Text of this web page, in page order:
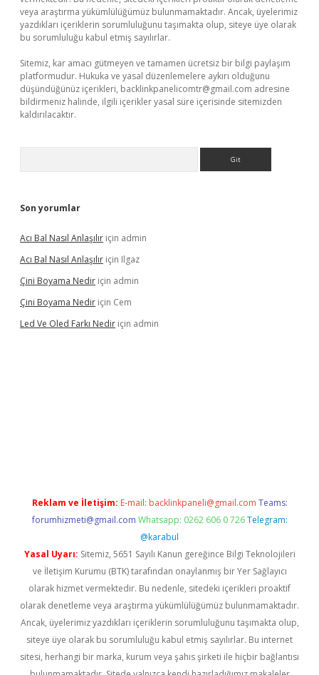
veya araştırma yükümlülüğümüz bulunmamaktadır. Ancak, üyelerimiz
yazdıkları içeriklerin sorumluluğunu taşımakta olup, siteye üye olarak
bu sorumluluğu kabul etmiş sayılırlar.
Sitemiz, kar amacı gütmeyen ve tamamen ücretsiz bir bilgi paylaşım
platformudur. Hukuka ve yasal düzenlemelere aykırı olduğunu
düşündüğünüz içerikleri, backlinkpanelicomtr@gmail.com adresine
bildirmeniz halinde, ilgili içerikler yasal süre içerisinde sitemizden
kaldırılacaktır.
Son yorumlar
Acı Bal Nasıl Anlaşılır için admin
Acı Bal Nasıl Anlaşılır için Ilgaz
Çini Boyama Nedir için admin
Çini Boyama Nedir için Cem
Led Ve Oled Farkı Nedir için admin
Reklam ve İletişim: E-mail: backlinkpaneli@gmail.com Teams:
forumhizmeti@gmail.com Whatsapp: 0262 606 0 726 Telegram:
@karabul
Yasal Uyarı: Sitemiz, 5651 Sayılı Kanun gereğince Bilgi Teknolojileri
ve İletişim Kurumu (BTK) tarafından onaylanmış bir Yer Sağlayıcı
olarak hizmet vermektedir. Bu nedenle, sitedeki içerikleri proaktif
olarak denetleme veya araştırma yükümlülüğümüz bulunmamaktadır.
Ancak, üyelerimiz yazdıkları içeriklerin sorumluluğunu taşımakta olup,
siteye üye olarak bu sorumluluğu kabul etmiş sayılırlar. Bu internet
sitesi, herhangi bir marka, kurum veya şahıs şirketi ile hiçbir bağlantısı